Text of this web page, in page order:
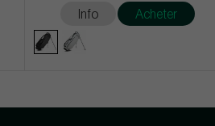
Info Acheter